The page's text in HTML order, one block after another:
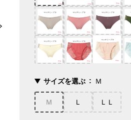
サイズを選ぶ Ｍ
Ｍ Ｌ ＬＬ